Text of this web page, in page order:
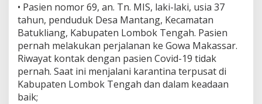
• Pasien nomor 69, an. Tn. MIS, laki-laki, usia 37
tahun, penduduk Desa Mantang, Kecamatan
Batukliang, Kabupaten Lombok Tengah. Pasien
pernah melakukan perjalanan ke Gowa Makassar.
Riwayat kontak dengan pasien Covid-19 tidak
pernah. Saat ini menjalani karantina terpusat di
Kabupaten Lombok Tengah dan dalam keadaan
baik;